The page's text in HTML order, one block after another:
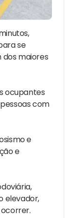
se
maiores
ocupantes
com
e
e
elevador,